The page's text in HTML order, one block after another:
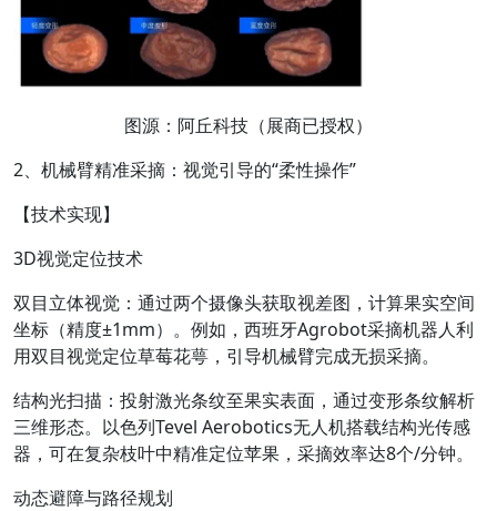
图源：阿丘科技（展商已授权）
2、机械臂精准采摘：视觉引导的“柔性操作”
【技术实现】
3D视觉定位技术
双目立体视觉：通过两个摄像头获取视差图，计算果实空间
坐标（精度±1mm）。例如，西班牙Agrobot采摘机器人利
用双目视觉定位草莓花萼，引导机械臂完成无损采摘。
结构光扫描：投射激光条纹至果实表面，通过变形条纹解析
三维形态。以色列Tevel Aerobotics无人机搭载结构光传感
器，可在复杂枝叶中精准定位苹果，采摘效率达8个/分钟。
动态避障与路径规划